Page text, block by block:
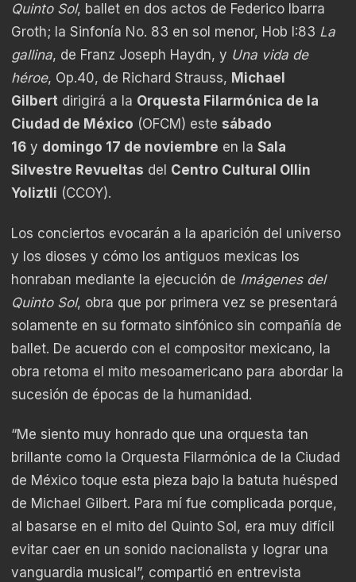
Quinto Sol, ballet en dos actos de Federico Ibarra
Groth; la Sinfonía No. 83 en sol menor, Hob I:83 La
gallina, de Franz Joseph Haydn, y Una vida de
héroe, Op.40, de Richard Strauss, Michael
Gilbert dirigirá a la Orquesta Filarmónica de la
Ciudad de México (OFCM) este sábado
16 y domingo 17 de noviembre en la Sala
Silvestre Revueltas del Centro Cultural Ollin
Yoliztli (CCOY).
Los conciertos evocarán a la aparición del universo
y los dioses y cómo los antiguos mexicas los
honraban mediante la ejecución de Imágenes del
Quinto Sol, obra que por primera vez se presentará
solamente en su formato sinfónico sin compañía de
ballet. De acuerdo con el compositor mexicano, la
obra retoma el mito mesoamericano para abordar la
sucesión de épocas de la humanidad.
“Me siento muy honrado que una orquesta tan
brillante como la Orquesta Filarmónica de la Ciudad
de México toque esta pieza bajo la batuta huésped
de Michael Gilbert. Para mí fue complicada porque,
al basarse en el mito del Quinto Sol, era muy difícil
evitar caer en un sonido nacionalista y lograr una
vanguardia musical”, compartió en entrevista